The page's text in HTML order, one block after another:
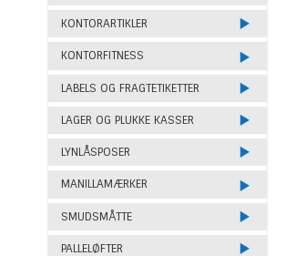
KONTORARTIKLER
KONTORFITNESS
LABELS OG FRAGTETIKETTER
LAGER OG PLUKKE KASSER
LYNLÅSPOSER
MANILLAMÆRKER
SMUDSMÅTTE
PALLELØFTER